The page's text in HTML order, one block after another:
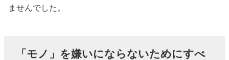
ませんでした。
「モノ」を嫌いにならないためにすべ